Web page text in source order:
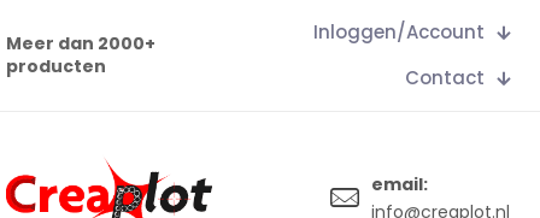
Meer dan 2000+
producten
Inloggen/Account
Contact
email:
info@creaplot.nl